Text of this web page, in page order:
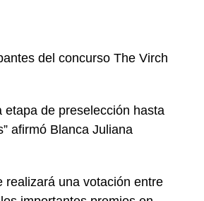
del concurso The Virch
etapa de preselección hasta
afirmó Blanca Juliana
realizará una votación entre